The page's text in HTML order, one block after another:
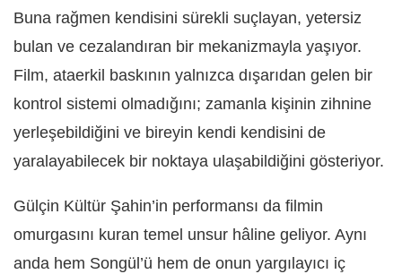
Buna rağmen kendisini sürekli suçlayan, yetersiz
bulan ve cezalandıran bir mekanizmayla yaşıyor.
Film, ataerkil baskının yalnızca dışarıdan gelen bir
kontrol sistemi olmadığını; zamanla kişinin zihnine
yerleşebildiğini ve bireyin kendi kendisini de
yaralayabilecek bir noktaya ulaşabildiğini gösteriyor.
Gülçin Kültür Şahin’in performansı da filmin
omurgasını kuran temel unsur hâline geliyor. Aynı
anda hem Songül’ü hem de onun yargılayıcı iç